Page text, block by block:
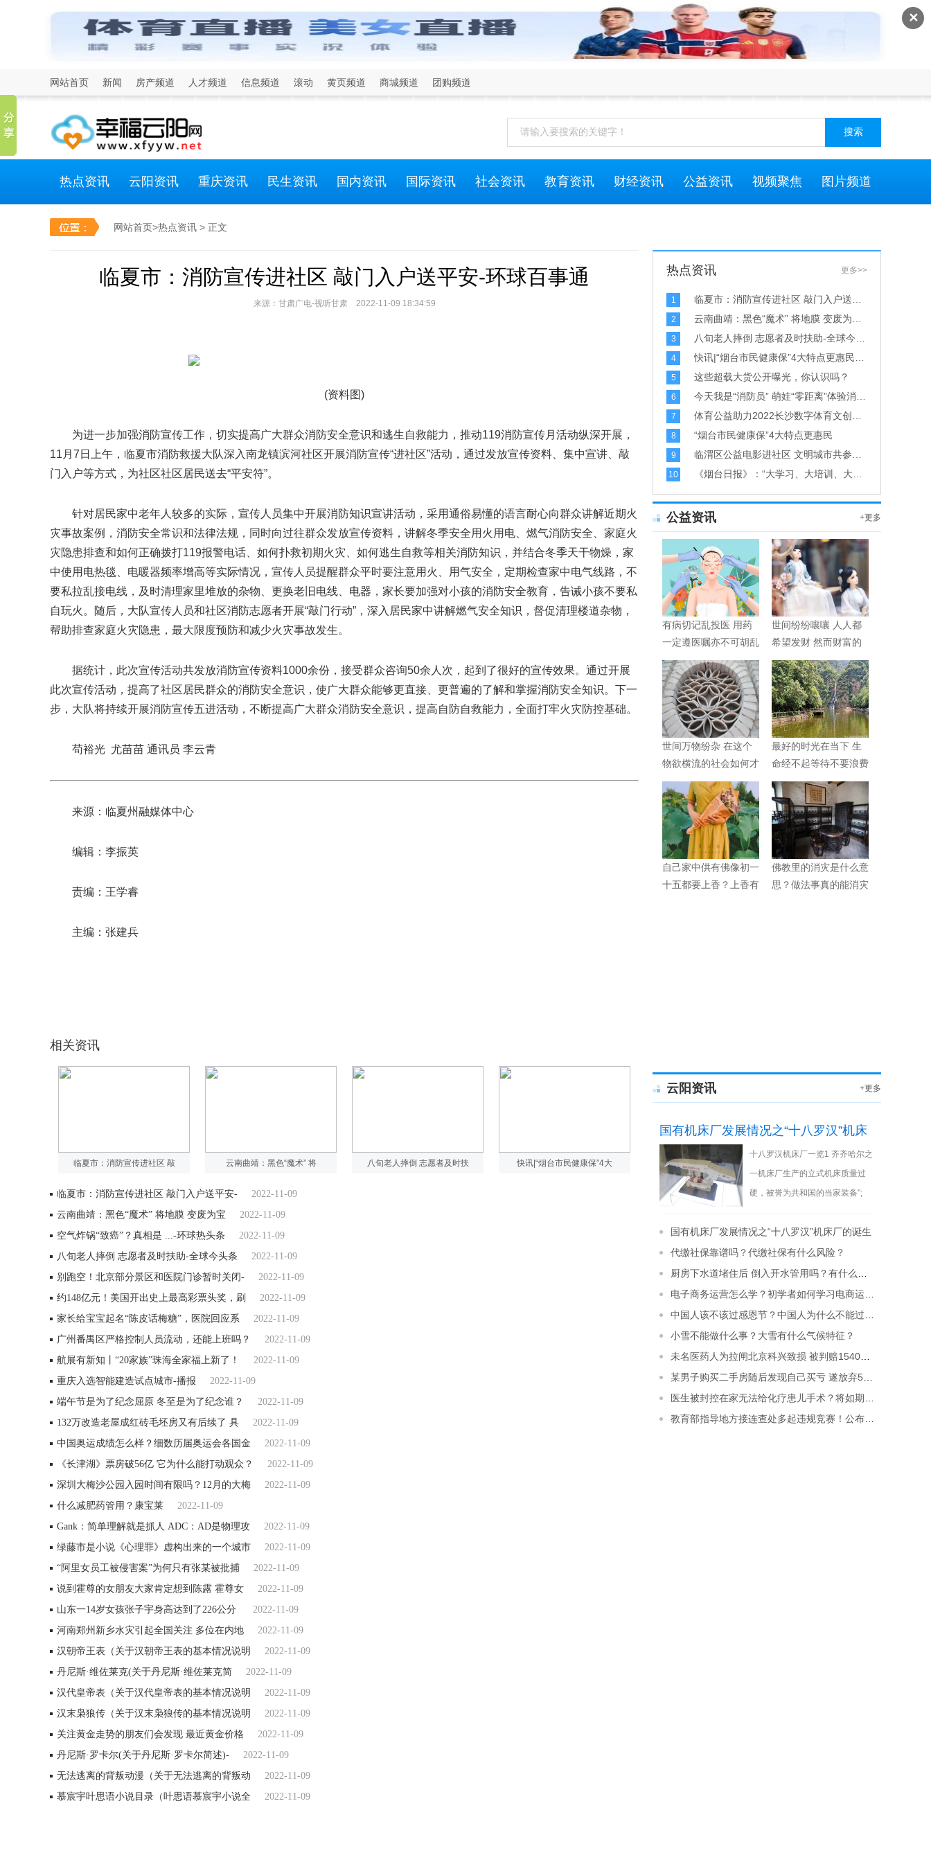
✕
网站首页 新闻 房产频道 人才频道 信息频道 滚动 黄页频道 商城频道 团购频道
搜索
热点资讯 云阳资讯 重庆资讯 民生资讯 国内资讯 国际资讯 社会资讯 教育资讯 财经资讯 公益资讯 视频聚焦 图片频道
网站首页>热点资讯 > 正文
临夏市：消防宣传进社区 敲门入户送平安-环球百事通
来源：甘肃广电-视听甘肃 2022-11-09 18:34:59
(资料图)
为进一步加强消防宣传工作，切实提高广大群众消防安全意识和逃生自救能力，推动119消防宣传月活动纵深开展，
11月7日上午，临夏市消防救援大队深入南龙镇滨河社区开展消防宣传“进社区”活动，通过发放宣传资料、集中宣讲、敲
门入户等方式，为社区社区居民送去“平安符”。
针对居民家中老年人较多的实际，宣传人员集中开展消防知识宣讲活动，采用通俗易懂的语言耐心向群众讲解近期火
灾事故案例，消防安全常识和法律法规，同时向过往群众发放宣传资料，讲解冬季安全用火用电、燃气消防安全、家庭火
灾隐患排查和如何正确拨打119报警电话、如何扑救初期火灾、如何逃生自救等相关消防知识，并结合冬季天干物燥，家
中使用电热毯、电暖器频率增高等实际情况，宣传人员提醒群众平时要注意用火、用气安全，定期检查家中电气线路，不
要私拉乱接电线，及时清理家里堆放的杂物、更换老旧电线、电器，家长要加强对小孩的消防安全教育，告诫小孩不要私
自玩火。随后，大队宣传人员和社区消防志愿者开展“敲门行动”，深入居民家中讲解燃气安全知识，督促清理楼道杂物，
帮助排查家庭火灾隐患，最大限度预防和减少火灾事故发生。
据统计，此次宣传活动共发放消防宣传资料1000余份，接受群众咨询50余人次，起到了很好的宣传效果。通过开展
此次宣传活动，提高了社区居民群众的消防安全意识，使广大群众能够更直接、更普遍的了解和掌握消防安全知识。下一
步，大队将持续开展消防宣传五进活动，不断提高广大群众消防安全意识，提高自防自救能力，全面打牢火灾防控基础。
苟裕光 尤苗苗 通讯员 李云青
来源：临夏州融媒体中心
编辑：李振英
责编：王学睿
主编：张建兵
相关资讯
临夏市：消防宣传进社区 敲 云南曲靖：黑色“魔术” 将 八旬老人摔倒 志愿者及时扶 快讯|“烟台市民健康保”4大
临夏市：消防宣传进社区 敲门入户送平安-
2022-11-09
云南曲靖：黑色“魔术” 将地膜 变废为宝
2022-11-09
空气炸锅“致癌”？真相是 ...-环球热头条
2022-11-09
八旬老人摔倒 志愿者及时扶助-全球今头条
2022-11-09
别跑空！北京部分景区和医院门诊暂时关闭-
2022-11-09
约148亿元！美国开出史上最高彩票头奖，刷
2022-11-09
家长给宝宝起名“陈皮话梅糖”，医院回应系
2022-11-09
广州番禺区严格控制人员流动，还能上班吗？
2022-11-09
航展有新知丨“20家族”珠海全家福上新了！
2022-11-09
重庆入选智能建造试点城市-播报
2022-11-09
端午节是为了纪念屈原 冬至是为了纪念谁？
2022-11-09
132万改造老屋成红砖毛坯房又有后续了 具
2022-11-09
中国奥运成绩怎么样？细数历届奥运会各国金
2022-11-09
《长津湖》票房破56亿 它为什么能打动观众？
2022-11-09
深圳大梅沙公园入园时间有限吗？12月的大梅
2022-11-09
什么减肥药管用？康宝莱
2022-11-09
Gank：简单理解就是抓人 ADC：AD是物理攻
2022-11-09
绿藤市是小说《心理罪》虚构出来的一个城市
2022-11-09
“阿里女员工被侵害案”为何只有张某被批捕
2022-11-09
说到霍尊的女朋友大家肯定想到陈露 霍尊女
2022-11-09
山东一14岁女孩张子宇身高达到了226公分
2022-11-09
河南郑州新乡水灾引起全国关注 多位在内地
2022-11-09
汉朝帝王表（关于汉朝帝王表的基本情况说明
2022-11-09
丹尼斯·维佐莱克(关于丹尼斯·维佐莱克简
2022-11-09
汉代皇帝表（关于汉代皇帝表的基本情况说明
2022-11-09
汉末枭狼传（关于汉末枭狼传的基本情况说明
2022-11-09
关注黄金走势的朋友们会发现 最近黄金价格
2022-11-09
丹尼斯·罗卡尔(关于丹尼斯·罗卡尔简述)-
2022-11-09
无法逃离的背叛动漫（关于无法逃离的背叛动
2022-11-09
慕宸宇叶思语小说目录（叶思语慕宸宇小说全
2022-11-09
热点资讯 更多>>
1
2
3
4
5 这些超载大货公开曝光，你认识吗？
6
7
8 “烟台市民健康保”4大特点更惠民
9
10
公益资讯 +更多
有病切记乱投医 用药
一定遵医嘱亦不可胡乱
用药
世间纷纷嚷嚷 人人都
希望发财 然而财富的
定义是什么呢？
世间万物纷杂 在这个
物欲横流的社会如何才
能静心？
最好的时光在当下 生
命经不起等待不要浪费
一分一秒！
自己家中供有佛像初一
十五都要上香？上香有
佛教里的消灾是什么意
思？做法事真的能消灾
云阳资讯 +更多
国有机床厂发展情况之“十八罗汉”机床
厂的诞生
十八罗汉机床厂一览1 齐齐哈尔之
一机床厂生产的立式机床质量过
硬，被誉为共和国的当家装备";
被浙江天马收[详细]
国有机床厂发展情况之“十八罗汉”机床厂的诞生
代缴社保靠谱吗？代缴社保有什么风险？
小雪不能做什么事？大雪有什么气候特征？